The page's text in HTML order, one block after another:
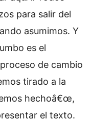
para salir del
asumimos. Y
es el
de cambio
tirado a la
hechoâ€œ,
el texto.